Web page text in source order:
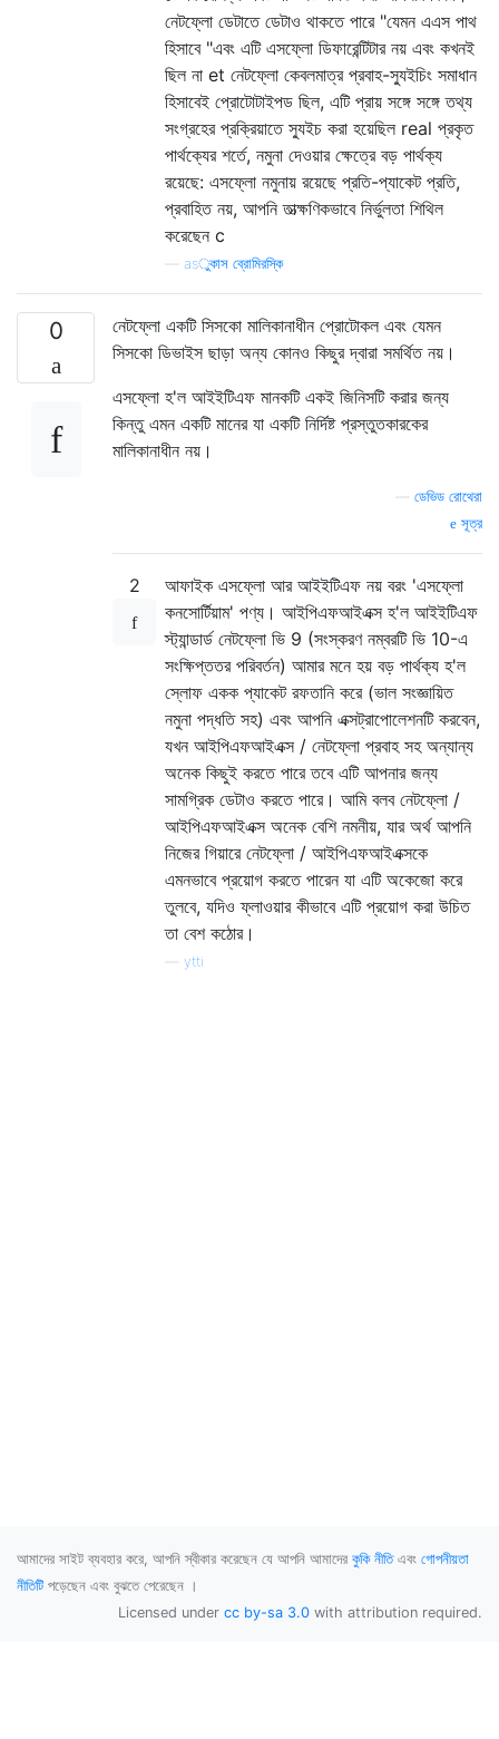
নেটফ্লো ডেটাতে ডেটাও থাকতে পারে "যেমন এএস পাথ
হিসাবে "এবং এটি এসফ্লো ডিফারেন্টিটার নয় এবং কখনই
ছিল না et নেটফ্লো কেবলমাত্র প্রবাহ-স্যুইচিং সমাধান
হিসাবেই প্রোটোটাইপড ছিল, এটি প্রায় সঙ্গে সঙ্গে তথ্য
সংগ্রহের প্রক্রিয়াতে স্যুইচ করা হয়েছিল real প্রকৃত
পার্থক্যের শর্তে, নমুনা দেওয়ার ক্ষেত্রে বড় পার্থক্য
রয়েছে: এসফ্লো নমুনায় রয়েছে প্রতি-প্যাকেট প্রতি,
প্রবাহিত নয়, আপনি তাত্ক্ষণিকভাবে নির্ভুলতা শিথিল
করেছেন c
asুকাস ব্রোমিরস্কি
0
নেটফ্লো একটি সিসকো মালিকানাধীন প্রোটোকল এবং যেমন
সিসকো ডিভাইস ছাড়া অন্য কোনও কিছুর দ্বারা সমর্থিত নয়।
এসফ্লো হ'ল আইইটিএফ মানকটি একই জিনিসটি করার জন্য
কিন্তু এমন একটি মানের যা একটি নির্দিষ্ট প্রস্তুতকারকের
মালিকানাধীন নয়।
ডেভিড রোথেরা
সূত্র
2
আফাইক এসফ্লো আর আইইটিএফ নয় বরং 'এসফ্লো
কনসোর্টিয়াম' পণ্য। আইপিএফআইএক্স হ'ল আইইটিএফ
স্ট্যান্ডার্ড নেটফ্লো ভি 9 (সংস্করণ নম্বরটি ভি 10-এ
সংক্ষিপ্ততর পরিবর্তন) আমার মনে হয় বড় পার্থক্য হ'ল
স্লোফ একক প্যাকেট রফতানি করে (ভাল সংজ্ঞায়িত
নমুনা পদ্ধতি সহ) এবং আপনি এক্সট্রাপোলেশনটি করবেন,
যখন আইপিএফআইএক্স / নেটফ্লো প্রবাহ সহ অন্যান্য
অনেক কিছুই করতে পারে তবে এটি আপনার জন্য
সামগ্রিক ডেটাও করতে পারে। আমি বলব নেটফ্লো /
আইপিএফআইএক্স অনেক বেশি নমনীয়, যার অর্থ আপনি
নিজের গিয়ারে নেটফ্লো / আইপিএফআইএক্সকে
এমনভাবে প্রয়োগ করতে পারেন যা এটি অকেজো করে
তুলবে, যদিও ফ্লাওয়ার কীভাবে এটি প্রয়োগ করা উচিত
তা বেশ কঠোর।
ytti
আমাদের সাইট ব্যবহার করে, আপনি স্বীকার করেছেন যে আপনি আমাদের কুকি নীতিএবং গোপনীয়তা
নীতিটি পড়েছেন এবং বুঝতে পেরেছেন ।
Licensed under cc by-sa 3.0 with attribution required.